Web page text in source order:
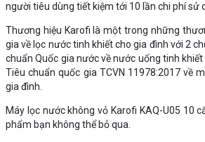
người tiêu dùng tiết kiệm tới 10 lần chi phí sử
Thương hiệu Karofi là một trong những
gia về lọc nước tinh khiết cho gia đình với 2
chuẩn Quốc gia nước về nước uống tinh
Tiêu chuẩn quốc gia TCVN 11978:2017 về
gia đình.
Máy lọc nước không vỏ Karofi KAQ-U05 10
phẩm bạn không thể bỏ qua.